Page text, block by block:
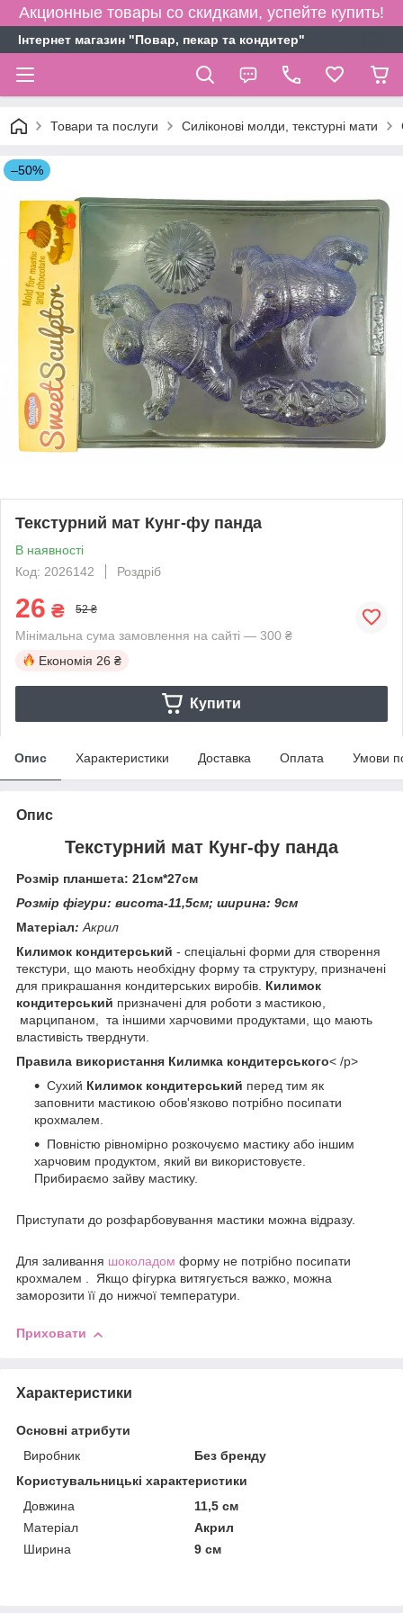
Акционные товары со скидками, успейте купить!
Інтернет магазин "Повар, пекар та кондитер"
Товари та послуги Силіконові молди, текстурні мати
–50%
Текстурний мат Кунг-фу панда
В наявності
Код: 2026142
Роздріб
26 ₴ 52 ₴
Мінімальна сума замовлення на сайті — 300 ₴
Економія 26 ₴
Купити
Опис Характеристики Доставка Оплата Умови
Опис
Текстурний мат Кунг-фу панда
Розмір планшета: 21см*27см
Розмір фігури: висота-11,5см; ширина: 9см
Матеріал: Акрил
Килимок кондитерський - спеціальні форми для створення
текстури, що мають необхідну форму та структуру, призначені
для прикрашання кондитерських виробів. Килимок
кондитерський призначені для роботи з мастикою,
марципаном, та іншими харчовими продуктами, що мають
властивість тверднути.
Правила використання Килимка кондитерського< /p>
Сухий Килимок кондитерський перед тим як
заповнити мастикою обов'язково потрібно посипати
крохмалем.
Повністю рівномірно розкочуємо мастику або іншим
харчовим продуктом, який ви використовуєте.
Прибираємо зайву мастику.
Приступати до розфарбовування мастики можна відразу.
Для заливання шоколадом форму не потрібно посипати
крохмалем . Якщо фігурка витягується важко, можна
заморозити її до нижчої температури.
Приховати
Характеристики
Основні атрибути
Виробник
Без бренду
Користувальницькі характеристики
Довжина
11,5 см
Матеріал
Акрил
Ширина
9 см